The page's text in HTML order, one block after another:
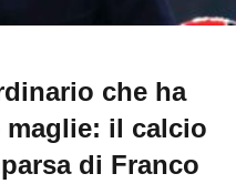
che ha
il calcio
di Franco